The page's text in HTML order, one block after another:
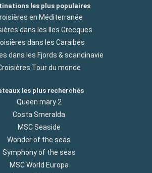
les plus populaires
en Méditerranée
dans les Iles Grecques
dans les Caraibes
dans les Fjords & scandinavie
Tour du monde
les plus recherchés
Queen mary 2
Costa Smeralda
MSC Seaside
Wonder of the seas
Symphony of the seas
MSC World Europa